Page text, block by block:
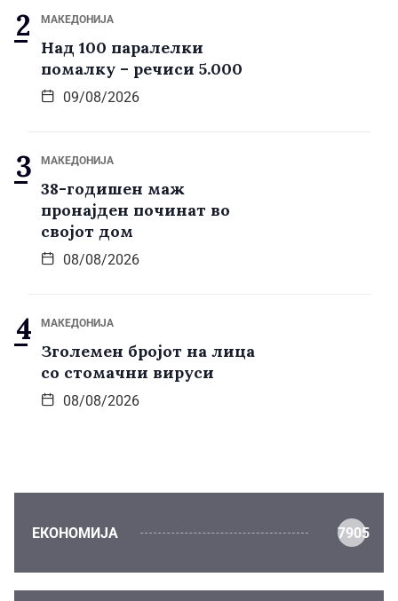
МАКЕДОНИЈА
Над 100 паралелки
помалку – речиси 5.000
09/08/2026
МАКЕДОНИЈА
38-годишен маж
пронајден починат во
својот дом
08/08/2026
МАКЕДОНИЈА
Зголемен бројот на лица
со стомачни вируси
08/08/2026
ЕКОНОМИЈА 7905